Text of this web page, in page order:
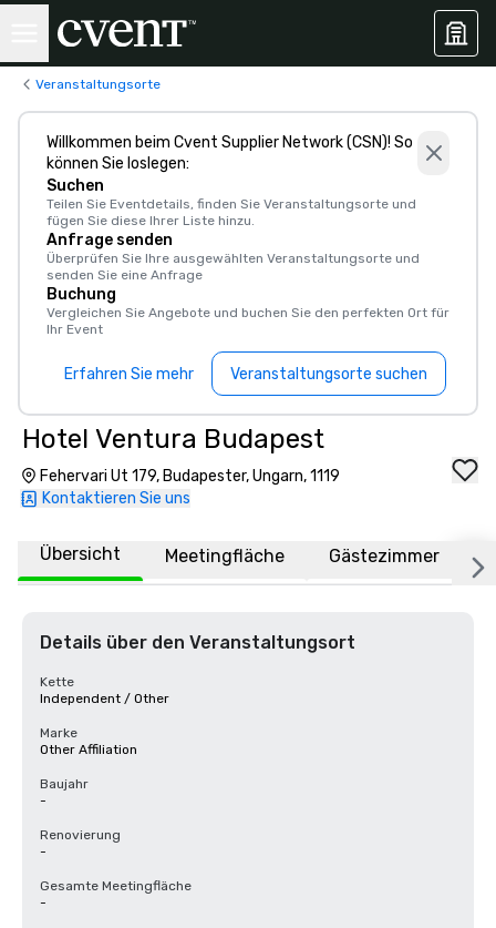
Veranstaltungsorte
Willkommen beim Cvent Supplier Network (CSN)! So
können Sie loslegen:
Suchen
Teilen Sie Eventdetails, finden Sie Veranstaltungsorte und
fügen Sie diese Ihrer Liste hinzu.
Anfrage senden
Überprüfen Sie Ihre ausgewählten Veranstaltungsorte und
senden Sie eine Anfrage
Buchung
Vergleichen Sie Angebote und buchen Sie den perfekten Ort für
Ihr Event
Erfahren Sie mehr Veranstaltungsorte suchen
Hotel Ventura Budapest
Fehervari Ut 179, Budapester, Ungarn, 1119
Kontaktieren Sie uns
Übersicht Meetingfläche Gästezimmer
Details über den Veranstaltungsort
Kette
Independent / Other
Marke
Other Affiliation
Baujahr
-
Renovierung
-
Gesamte Meetingfläche
-